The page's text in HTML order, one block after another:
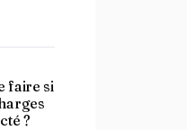
faire si
?